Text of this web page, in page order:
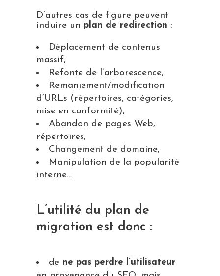
D’autres cas de figure peuvent
induire un plan de redirection :
Déplacement de contenus
massif,
Refonte de l’arborescence,
Remaniement/modification
d’URLs (répertoires, catégories,
mise en conformité),
Abandon de pages Web,
répertoires,
Changement de domaine,
Manipulation de la popularité
interne…
L’utilité du plan de
migration est donc :
de ne pas perdre l’utilisateur